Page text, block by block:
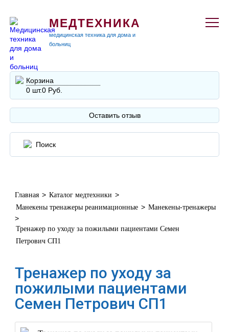
МЕДТЕХНИКА
медицинская техника для дома и
больниц
Корзина
0 шт.0 Руб.
Оставить отзыв
Главная > Каталог медтехники >
Манекены тренажеры реанимационные > Манекены-тренажеры
>
Тренажер по уходу за пожилыми пациентами Семен
Петрович СП1
Тренажер по уходу за
пожилыми пациентами
Семен Петрович СП1